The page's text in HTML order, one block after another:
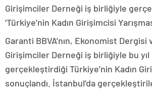
Girişimciler Derneği iş birliğiyle
‘Türkiye’nin Kadın Girişimcisi
Garanti BBVA’nın, Ekonomist Dergisi
Girişimciler Derneği iş birliğiyle bu yıl
gerçekleştirdiği Türkiye’nin Kadın
sonuçlandı. İstanbul’da